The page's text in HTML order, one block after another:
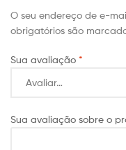
O seu endereço de e-
obrigatórios são
Sua avaliação *
Sua avaliação sobre o